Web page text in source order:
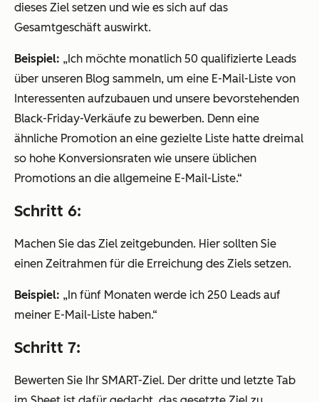
dieses Ziel setzen und wie es sich auf das
Gesamtgeschäft auswirkt.
Beispiel: „Ich möchte monatlich 50 qualifizierte Leads
über unseren Blog sammeln, um eine E-Mail-Liste von
Interessenten aufzubauen und unsere bevorstehenden
Black-Friday-Verkäufe zu bewerben. Denn eine
ähnliche Promotion an eine gezielte Liste hatte dreimal
so hohe Konversionsraten wie unsere üblichen
Promotions an die allgemeine E-Mail-Liste.“
Schritt 6:
Machen Sie das Ziel zeitgebunden. Hier sollten Sie
einen Zeitrahmen für die Erreichung des Ziels setzen.
Beispiel: „In fünf Monaten werde ich 250 Leads auf
meiner E-Mail-Liste haben.“
Schritt 7:
Bewerten Sie Ihr SMART-Ziel. Der dritte und letzte Tab